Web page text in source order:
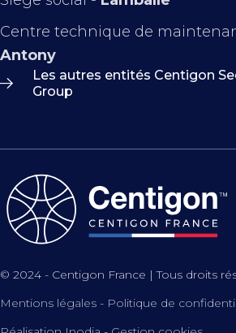
Centre technique de
Antony
Les autres entités Centigon
Group
© 2024 - Centigon France | Tous droits
Mentions légales - Politique de